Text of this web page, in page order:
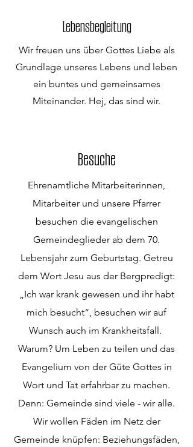
Lebensbegleitung
Wir freuen uns über Gottes Liebe als
Grundlage unseres Lebens und leben
ein buntes und gemeinsames
Miteinander. Hej, das sind wir.
Besuche
Ehrenamtliche Mitarbeiterinnen,
Mitarbeiter und unsere Pfarrer
besuchen die evangelischen
Gemeindeglieder ab dem 70.
Lebensjahr zum Geburtstag. Getreu
dem Wort Jesu aus der Bergpredigt:
„Ich war krank gewesen und ihr habt
mich besucht“, besuchen wir auf
Wunsch auch im Krankheitsfall.
Warum? Um Leben zu teilen und das
Evangelium von der Güte Gottes in
Wort und Tat erfahrbar zu machen.
Denn: Gemeinde sind viele - wir alle.
Wir wollen Fäden im Netz der
Gemeinde knüpfen: Beziehungsfäden,